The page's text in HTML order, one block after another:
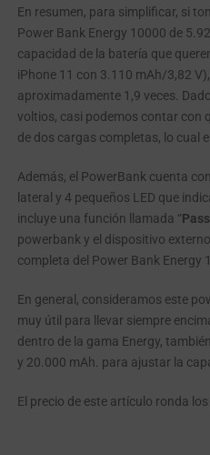
En resumen, para simplificar, si
Power Bank Energy 10000 de
capacidad de la batería que
iPhone 11 con 3.110 mAh/3,82
aproximadamente 1,9 veces.
voltios, casi podemos contar con
de dos cargas completas, lo cual
Además, el PowerBank cuenta
lateral y 4 pequeños LED que
incluye una función llamada “
powerbank y el dispositivo
completa del Power Bank Energy
En general, consideramos este
muy útil para llevar siempre
dentro de la gama Energy,
y 20.000 mAh. para ajustar la
El precio de este artículo ronda los